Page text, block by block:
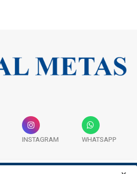
INSTAGRAM WHATSAPP